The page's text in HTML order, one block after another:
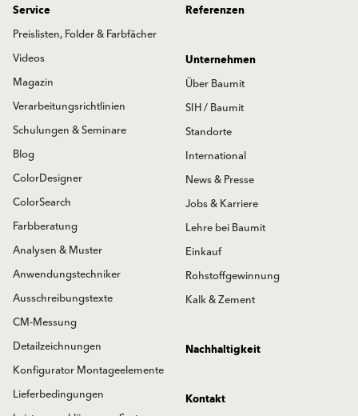
Service
Preislisten, Folder & Farbfächer
Videos
Magazin
Verarbeitungsrichtlinien
Schulungen & Seminare
Blog
ColorDesigner
ColorSearch
Farbberatung
Analysen & Muster
Anwendungstechniker
Ausschreibungstexte
CM-Messung
Detailzeichnungen
Konfigurator Montageelemente
Lieferbedingungen
Referenzen
Unternehmen
Über Baumit
SIH / Baumit
Standorte
International
News & Presse
Jobs & Karriere
Lehre bei Baumit
Einkauf
Rohstoffgewinnung
Kalk & Zement
Nachhaltigkeit
Kontakt